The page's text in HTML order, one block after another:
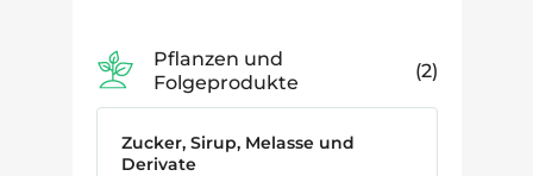
Pflanzen und
Folgeprodukte
2
Zucker, Sirup, Melasse und
Derivate